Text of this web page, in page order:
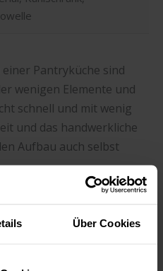
Über Cookies
Pantryküche sind
wenigen Elemente und
schnell und mit wenig
und das handwerkliche
Aufbau auch selbst
finden!